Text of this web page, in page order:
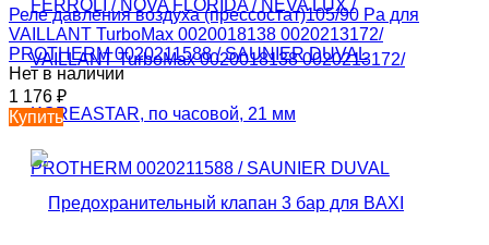
Реле давления воздуха (прессостат)105/90 Pa для
VAILLANT TurboMax 0020018138 0020213172/
PROTHERM 0020211588 / SAUNIER DUVAL
Нет в наличии
1 176 ₽
Купить